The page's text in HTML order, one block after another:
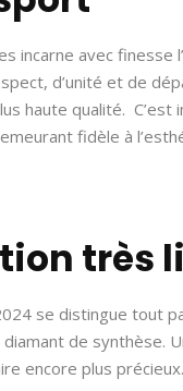
incarne avec finesse
d’unité et de
haute qualité.
fidèle à
très
se distingue tout
de synthèse.
encore plus précieux.